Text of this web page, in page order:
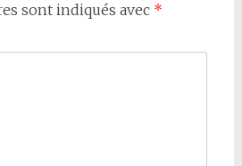
sont indiqués avec *